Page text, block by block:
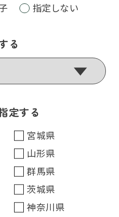
指定しない
る
定する
宮城県
山形県
群馬県
茨城県
神奈川県